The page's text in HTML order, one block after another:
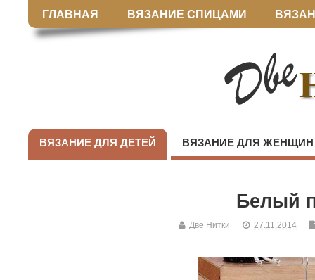
ГЛАВНАЯ ВЯЗАНИЕ СПИЦАМИ
ВЯЗАНИЕ ДЛЯ ДЕТЕЙ ВЯЗАНИЕ ДЛЯ ЖЕНЩИН
Белый
Две Нитки 27.11.2014